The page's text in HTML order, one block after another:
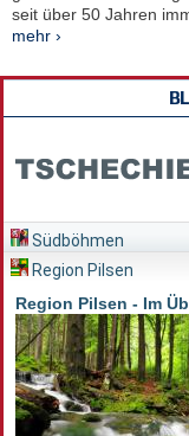
seit über 50 Jahren
mehr ›
Südböhmen
Region Pilsen
Region Pilsen - Im